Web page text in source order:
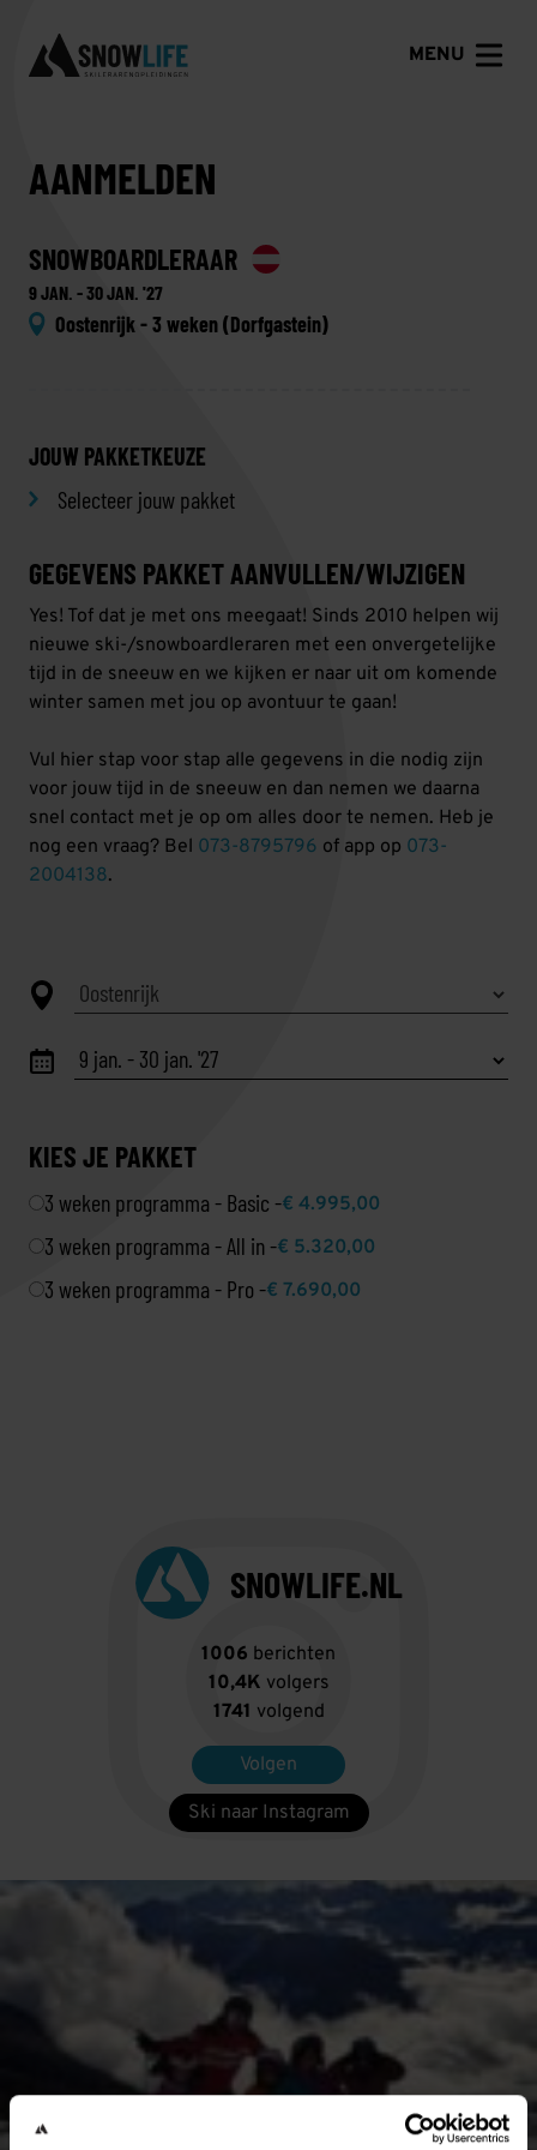
MENU
AANMELDEN
SNOWBOARDLERAAR
9 JAN. - 30 JAN. '27
Oostenrijk - 3 weken (Dorfgastein)
JOUW PAKKETKEUZE
Selecteer jouw pakket
GEGEVENS PAKKET AANVULLEN/WIJZIGEN
Yes! Tof dat je met ons meegaat! Sinds 2010 helpen wij
nieuwe ski-/snowboardleraren met een onvergetelijke
tijd in de sneeuw en we kijken er naar uit om komende
winter samen met jou op avontuur te gaan!
Vul hier stap voor stap alle gegevens in die nodig zijn
voor jouw tijd in de sneeuw en dan nemen we daarna
snel contact met je op om alles door te nemen. Heb je
nog een vraag? Bel 073-8795796 of app op 073-
2004138.
KIES JE PAKKET
3 weken programma - Basic -€ 4.995,00
3 weken programma - All in -€ 5.320,00
3 weken programma - Pro -€ 7.690,00
SNOWLIFE.NL
1006 berichten
10,4K volgers
1741 volgend
Volgen
Ski naar Instagram